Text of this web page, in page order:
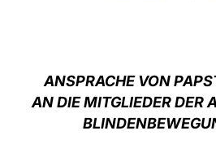
ANSPRACHE VON
AN DIE MITGLIEDER DER